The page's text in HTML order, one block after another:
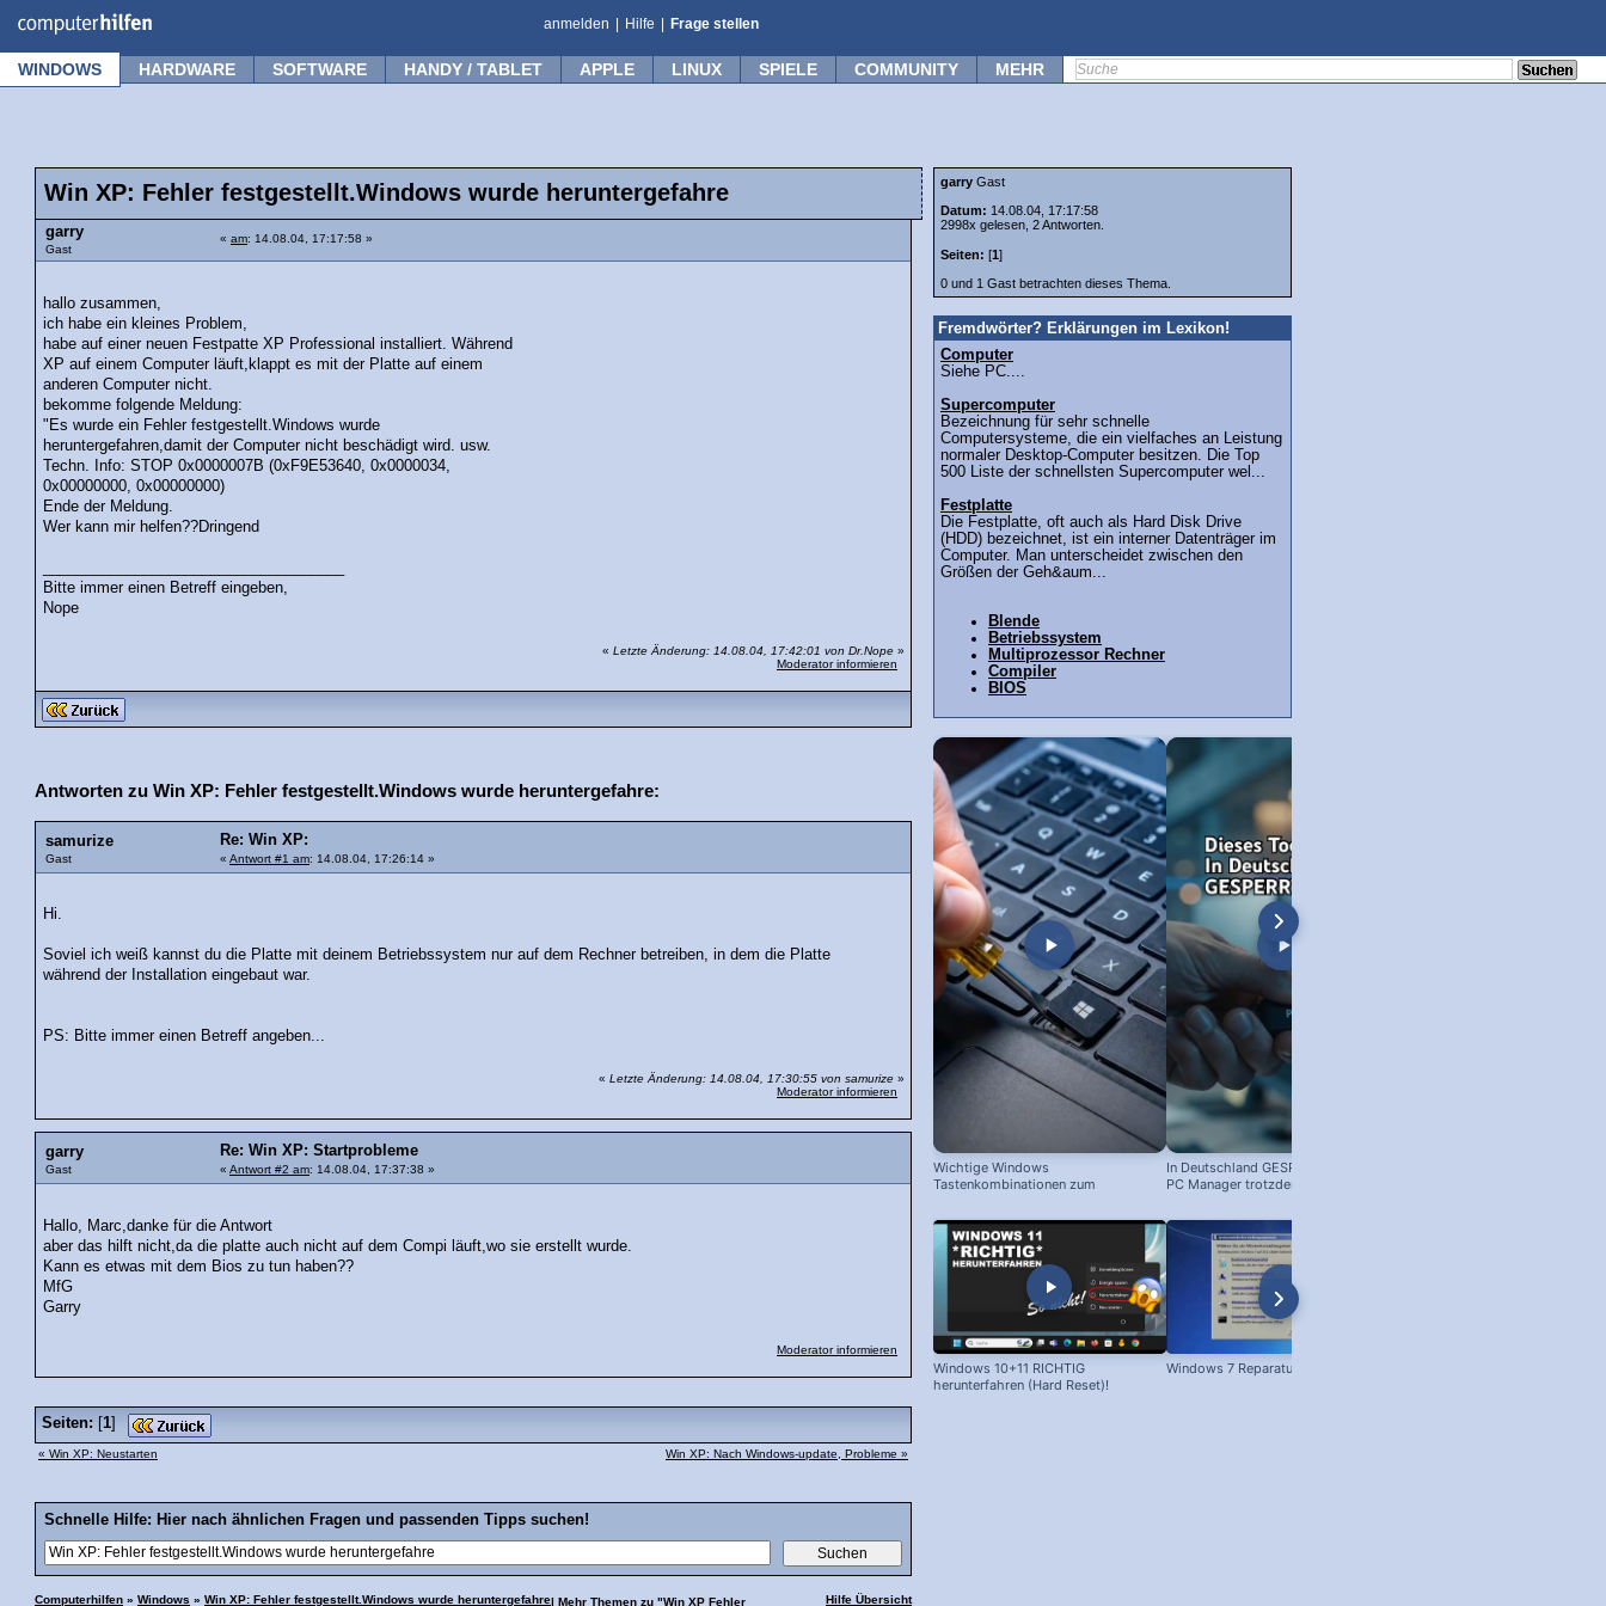
anmelden Hilfe Frage stellen
WINDOWS HARDWARE SOFTWARE HANDY / TABLET APPLE LINUX SPIELE COMMUNITY MEHR
Win XP: Fehler festgestellt.Windows wurde heruntergefahre
garry
Gast
« am: 14.08.04, 17:17:58 »
hallo zusammen,
ich habe ein kleines Problem,
habe auf einer neuen Festpatte XP Professional installiert. Während
XP auf einem Computer läuft,klappt es mit der Platte auf einem
anderen Computer nicht.
bekomme folgende Meldung:
"Es wurde ein Fehler festgestellt.Windows wurde
heruntergefahren,damit der Computer nicht beschädigt wird. usw.
Techn. Info: STOP 0x0000007B (0xF9E53640, 0x0000034,
0x00000000, 0x00000000)
Ende der Meldung.
Wer kann mir helfen??Dringend
Bitte immer einen Betreff eingeben,
Nope
« Letzte Änderung: 14.08.04, 17:42:01 von Dr.Nope »
Moderator informieren
Antworten zu Win XP: Fehler festgestellt.Windows wurde heruntergefahre:
samurize
Gast
Re: Win XP:
« Antwort #1 am: 14.08.04, 17:26:14 »
Hi.
Soviel ich weiß kannst du die Platte mit deinem Betriebssystem nur auf dem Rechner betreiben, in dem die Platte
während der Installation eingebaut war.
PS: Bitte immer einen Betreff angeben...
« Letzte Änderung: 14.08.04, 17:30:55 von samurize »
Moderator informieren
garry
Gast
Re: Win XP: Startprobleme
« Antwort #2 am: 14.08.04, 17:37:38 »
Hallo, Marc,danke für die Antwort
aber das hilft nicht,da die platte auch nicht auf dem Compi läuft,wo sie erstellt wurde.
Kann es etwas mit dem Bios zu tun haben??
MfG
Garry
Moderator informieren
Seiten: [1]
« Win XP: Neustarten Win XP: Nach Windows-update, Probleme »
Schnelle Hilfe: Hier nach ähnlichen Fragen und passenden Tipps suchen!
Computerhilfen » Windows » Win XP: Fehler festgestellt.Windows wurde heruntergefahre Hilfe Übersicht
| Mehr Themen zu "Win XP Fehler
garry Gast
Datum: 14.08.04, 17:17:58
2998x gelesen, 2 Antworten.
Seiten: [1]
0 und 1 Gast betrachten dieses Thema.
Fremdwörter? Erklärungen im Lexikon!
Computer
Siehe PC....
Supercomputer
Bezeichnung für sehr schnelle
Computersysteme, die ein vielfaches an Leistung
normaler Desktop-Computer besitzen. Die Top
500 Liste der schnellsten Supercomputer wel...
Festplatte
Die Festplatte, oft auch als Hard Disk Drive
(HDD) bezeichnet, ist ein interner Datenträger im
Computer. Man unterscheidet zwischen den
Größen der Geh&aum...
Blende
Betriebssystem
Multiprozessor Rechner
Compiler
BIOS
Wichtige Windows
Tastenkombinationen zum
In Deutschland GESPERRT: Microsoft
PC Manager trotzdem installieren
Windows 10+11 RICHTIG
herunterfahren (Hard Reset)!
Windows 7 Reparatur